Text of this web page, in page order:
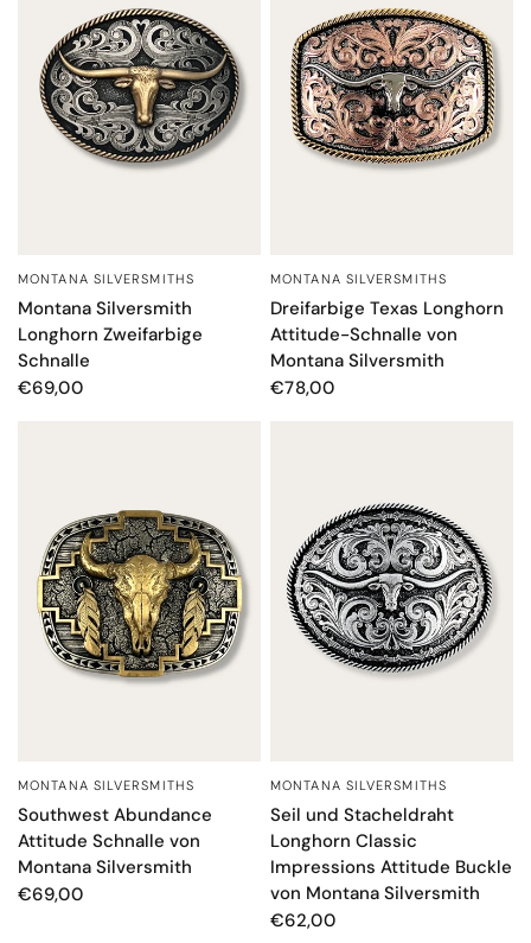
SCHNELLANSICHT
MONTANA SILVERSMITHS
Montana Silversmith
Longhorn Zweifarbige
Schnalle
€69,00
SCHNELLANSICHT
MONTANA SILVERSMITHS
Dreifarbige Texas Longhorn
Attitude-Schnalle von
Montana Silversmith
€78,00
SCHNELLANSICHT
MONTANA SILVERSMITHS
Southwest Abundance
Attitude Schnalle von
Montana Silversmith
€69,00
SCHNELLANSICHT
MONTANA SILVERSMITHS
Seil und Stacheldraht
Longhorn Classic
Impressions Attitude Buckle
von Montana Silversmith
€62,00